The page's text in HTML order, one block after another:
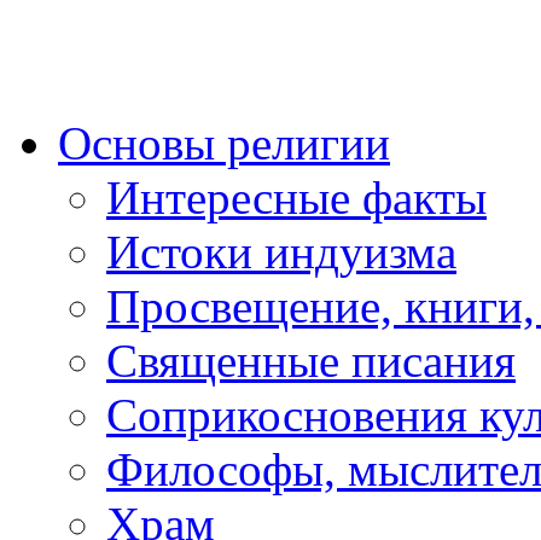
Основы религии
Интересные факты
Истоки индуизма
Просвещение, книги,
Священные писания
Соприкосновения
Философы,
Храм